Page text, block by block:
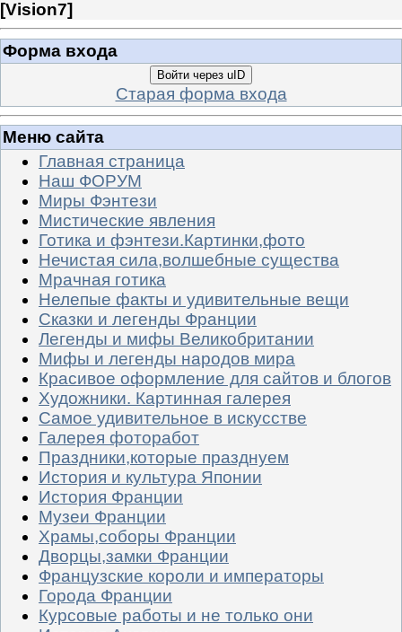
[Vision7]
Форма входа
Войти через uID
Старая форма входа
Меню сайта
Главная страница
Наш ФОРУМ
Миры Фэнтези
Мистические явления
Готика и фэнтези.Картинки,фото
Нечистая сила,волшебные существа
Мрачная готика
Нелепые факты и удивительные вещи
Сказки и легенды Франции
Легенды и мифы Великобритании
Мифы и легенды народов мира
Красивое оформление для сайтов и блогов
Художники. Картинная галерея
Самое удивительное в искусстве
Галерея фоторабот
Праздники,которые празднуем
История и культура Японии
История Франции
Музеи Франции
Храмы,соборы Франции
Дворцы,замки Франции
Французские короли и императоры
Города Франции
Курсовые работы и не только они